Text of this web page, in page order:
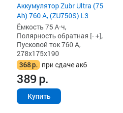
Аккумулятор Zubr Ultra (75
Ah) 760 А, (ZU750S) L3
Ёмкость 75 А·ч,
Полярность обратная [- +],
Пусковой ток 760 А,
278x175x190
368р. при сдаче акб
389р.
Купить